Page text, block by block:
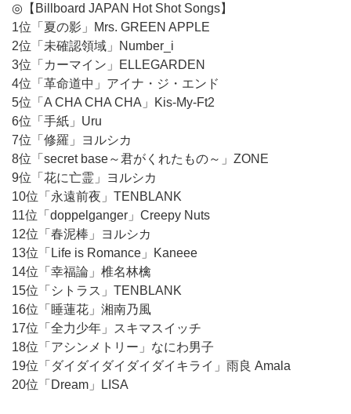
◎【Billboard JAPAN Hot Shot Songs】
1位「夏の影」Mrs. GREEN APPLE
2位「未確認領域」Number_i
3位「カーマイン」ELLEGARDEN
4位「革命道中」アイナ・ジ・エンド
5位「A CHA CHA CHA」Kis-My-Ft2
6位「手紙」Uru
7位「修羅」ヨルシカ
8位「secret base～君がくれたもの～」ZONE
9位「花に亡霊」ヨルシカ
10位「永遠前夜」TENBLANK
11位「doppelganger」Creepy Nuts
12位「春泥棒」ヨルシカ
13位「Life is Romance」Kaneee
14位「幸福論」椎名林檎
15位「シトラス」TENBLANK
16位「睡蓮花」湘南乃風
17位「全力少年」スキマスイッチ
18位「アシンメトリー」なにわ男子
19位「ダイダイダイダイダイキライ」雨良 Amala
20位「Dream」LISA